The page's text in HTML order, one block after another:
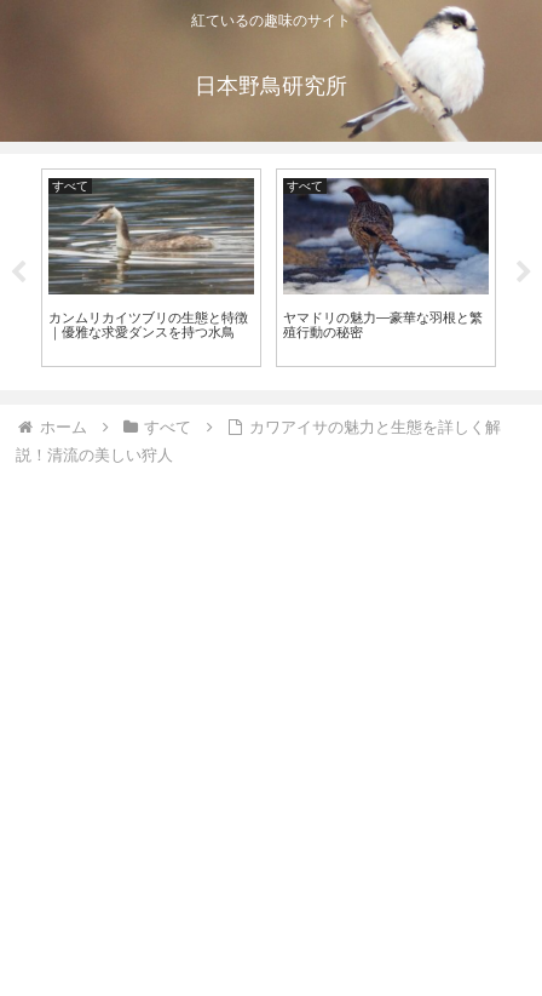
紅ているの趣味のサイト
日本野鳥研究所
すべて
カンムリカイツブリの生態と特徴
｜優雅な求愛ダンスを持つ水鳥
すべて
ヤマドリの魅力—豪華な羽根と繁
殖行動の秘密
ホーム すべて
カワアイサの魅力と生態を詳しく解
説！清流の美しい狩人